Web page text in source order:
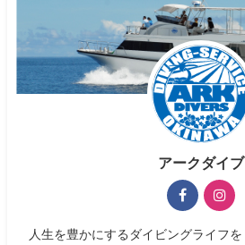
アークダイブ
人生を豊かにするダイビングライフを